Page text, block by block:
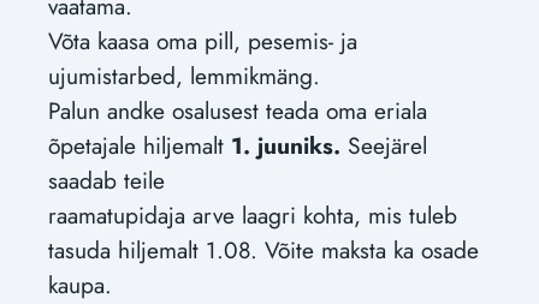
Võta kaasa oma pill, pesemis- ja
ujumistarbed, lemmikmäng.
Palun andke osalusest teada oma eriala
õpetajale hiljemalt 1. juuniks. Seejärel
saadab teile
raamatupidaja arve laagri kohta, mis tuleb
tasuda hiljemalt 1.08. Võite maksta ka osade
kaupa.